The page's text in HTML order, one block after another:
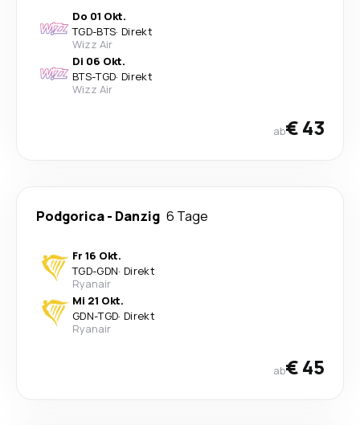
Do 01 Okt.
TGD-BTS· Direkt
Wizz Air
Di 06 Okt.
BTS-TGD· Direkt
Wizz Air
ab€ 43
Podgorica- Danzig 6 Tage
Fr 16 Okt.
TGD-GDN· Direkt
Ryanair
Mi 21 Okt.
GDN-TGD· Direkt
Ryanair
ab€ 45